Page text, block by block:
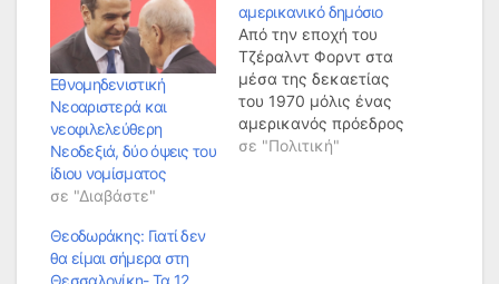
Εθνομηδενιστική
Νεοαριστερά και
νεοφιλελεύθερη
Νεοδεξιά, δύο όψεις του
ίδιου νομίσματος
σε "Διαβάστε"
αμερικανικό δημόσιο
Από την εποχή του
Τζέραλντ Φορντ στα
μέσα της δεκαετίας
του 1970 μόλις ένας
αμερικανός πρόεδρος
κατάφερε να
σε "Πολιτική"
Θεοδωράκης: Γιατί δεν
θα είμαι σήμερα στη
Θεσσαλονίκη- Τα 12